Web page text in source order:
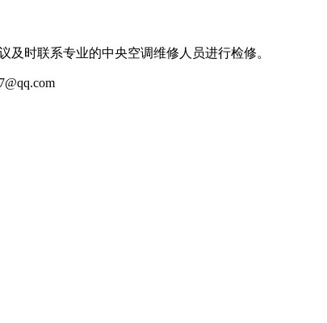
时联系专业的中央空调维修人员进行检修。